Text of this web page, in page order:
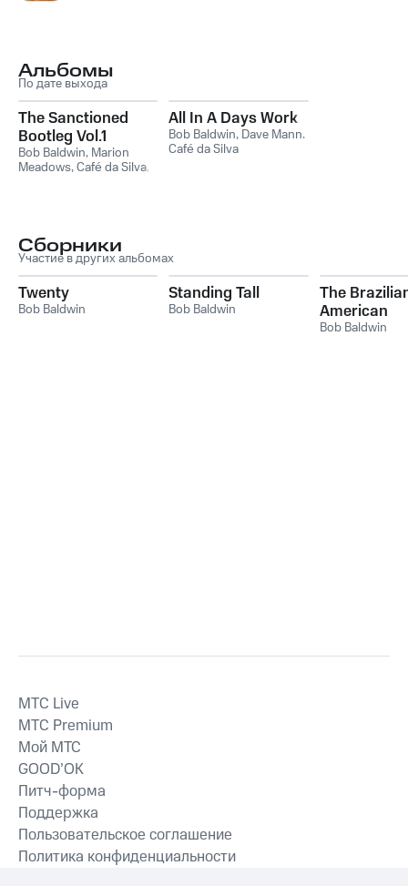
Альбомы
По дате выхода
The Sanctioned
Bootleg Vol.1
Bob Baldwin, Marion
Meadows,Café da Silva,
All In A Days Work
Bob Baldwin, Dave Mann,
Café da Silva
Сборники
Участие в других альбомах
Twenty
Bob Baldwin
Standing Tall
Bob Baldwin
The
American
Soundtrack
Bob Baldwin
MTС Live
MTС Premium
Мой МТС
GOOD’OK
Питч-форма
Поддержка
Пользовательское соглашение
Политика конфиденциальности